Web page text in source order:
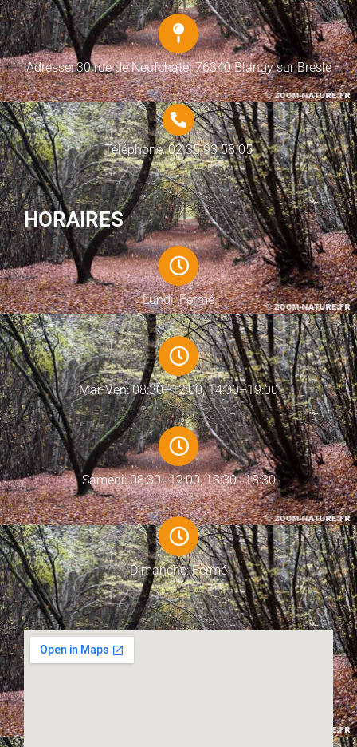
Adresse: 30 rue de Neufchatel 76340 Blangy sur Bresle
Téléphone: 02 35 93 58 05
HORAIRES
Lundi: Fermé
Mar-Ven: 08:30–12:00, 14:00–19:00
Samedi: 08:30–12:00, 13:30–18:30
Dimanche: Fermé